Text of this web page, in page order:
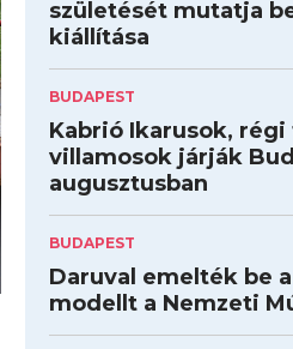
születését mutatja
kiállítása
BUDAPEST
Kabrió Ikarusok,
villamosok járják
augusztusban
BUDAPEST
Daruval emelték be
modellt a Nemzeti